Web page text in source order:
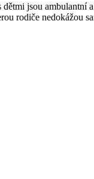
jsou ambulantní
rodiče nedokážou